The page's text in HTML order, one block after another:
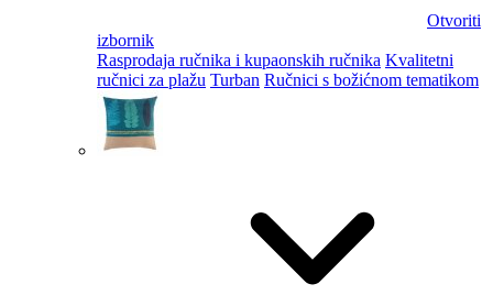
Otvoriti
izbornik
Rasprodaja ručnika i kupaonskih ručnika Kvalitetni
ručnici za plažu Turban Ručnici s božićnom tematikom